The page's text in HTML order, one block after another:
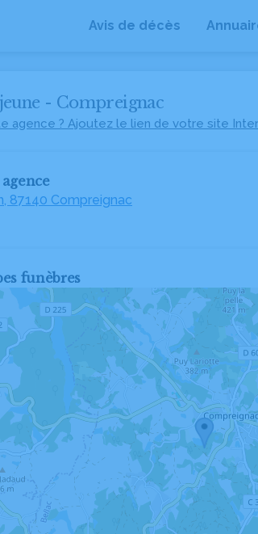
Avis de décès
- Compreignac
agence ? Ajoutez le lien de votre site
87140 Compreignac
funèbres